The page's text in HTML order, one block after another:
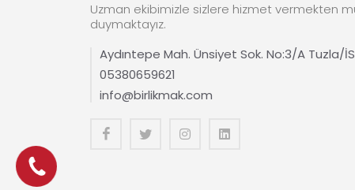
Uzman ekibimizle sizlere hizmet vermekten
duymaktayız.
Aydıntepe Mah. Ünsiyet Sok. No:3/A Tuzla/
05380659621
info@birlikmak.com